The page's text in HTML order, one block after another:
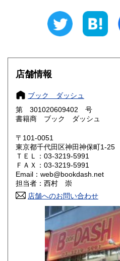
600円
滋賀県 600円
大阪府
奈良県
鳥取県 600円
岡山県 600円
山口県 600円
香川県
600円
600円
店舗情報
ブック ダッシュ
第 301020609402 号
書籍商 ブック ダッシュ
〒101-0051
東京都千代田区神田神保町1-25
ＴＥＬ：03-3219-5991
ＦＡＸ：03-3219-5991
Email：web@bookdash.net
担当者：西村 崇
店舗へのお問い合わせ